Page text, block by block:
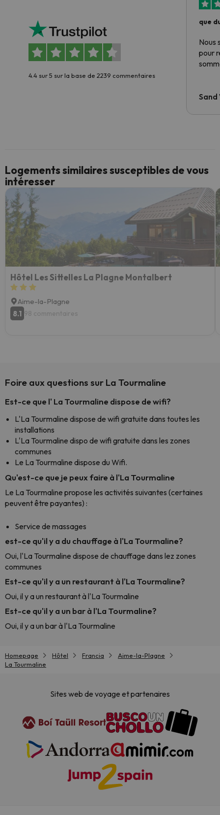
4.4 sur 5 sur la base de 2239 commentaires
que
Nous
pour
Sand
Logements similaires susceptibles de vous
intéresser
Hôtel Les Sittelles La Plagne Montalbert
Aime-la-Plagne
8.1 98 commentaires
Foire aux questions sur La Tourmaline
Est-ce que l' La Tourmaline dispose de wifi?
L'La Tourmaline dispose de wifi gratuite dans toutes les
installations
L'La Tourmaline dispo de wifi gratuite dans les zones
communes
Le La Tourmaline dispose du Wifi.
Qu'est-ce que je peux faire à l'La Tourmaline
Le La Tourmaline propose les activités suivantes (certaines
peuvent être payantes) :
Service de massages
est-ce qu'il y a du chauffage à l'La Tourmaline?
Oui, l'La Tourmaline dispose de chauffage dans lez zones
communes
Est-ce qu'il y a un restaurant à l'La Tourmaline?
Oui, il y a un restaurant à l'La Tourmaline
Est-ce qu'il y a un bar à l'La Tourmaline?
Oui, il y a un bar à l'La Tourmaline
Homepage Hôtel Francia
Aime-la-Plagne
La Tourmaline
Sites web de voyage et partenaires